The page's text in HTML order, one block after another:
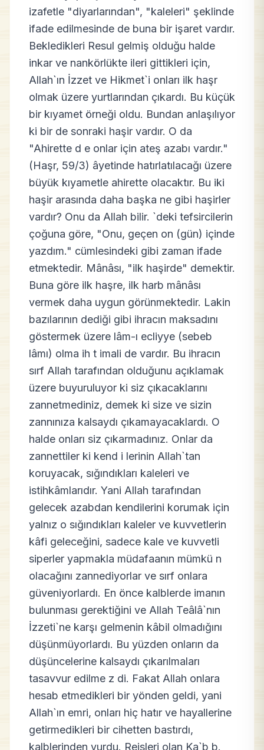
izafetle "diyarlarından", "kaleleri" şeklinde
ifade edilmesinde de buna bir işaret vardır.
Bekledikleri Resul gelmiş olduğu halde
inkar ve nankörlükte ileri gittikleri için,
Allah`ın İzzet ve Hikmet`i onları ilk haşr
olmak üzere yurtlarından çıkardı. Bu küçük
bir kıyamet örneği oldu. Bundan anlaşılıyor
ki bir de sonraki haşir vardır. O da
"Ahirette d e onlar için ateş azabı vardır."
(Haşr, 59/3) âyetinde hatırlatılacağı üzere
büyük kıyametle ahirette olacaktır. Bu iki
haşir arasında daha başka ne gibi haşirler
vardır? Onu da Allah bilir. `deki tefsircilerin
çoğuna göre, "Onu, geçen on (gün) içinde
yazdım." cümlesindeki gibi zaman ifade
etmektedir. Mânâsı, "ilk haşirde" demektir.
Buna göre ilk haşre, ilk harb mânâsı
vermek daha uygun görünmektedir. Lakin
bazılarının dediği gibi ihracın maksadını
göstermek üzere lâm-ı ecliyye (sebeb
lâmı) olma ih t imali de vardır. Bu ihracın
sırf Allah tarafından olduğunu açıklamak
üzere buyuruluyor ki siz çıkacaklarını
zannetmediniz, demek ki size ve sizin
zannınıza kalsaydı çıkamayacaklardı. O
halde onları siz çıkarmadınız. Onlar da
zannettiler ki kend i lerinin Allah`tan
koruyacak, sığındıkları kaleleri ve
istihkâmlarıdır. Yani Allah tarafından
gelecek azabdan kendilerini korumak için
yalnız o sığındıkları kaleler ve kuvvetlerin
kâfi geleceğini, sadece kale ve kuvvetli
siperler yapmakla müdafaanın mümkü n
olacağını zannediyorlar ve sırf onlara
güveniyorlardı. En önce kalblerde imanın
bulunması gerektiğini ve Allah Teâlâ`nın
İzzeti`ne karşı gelmenin kâbil olmadığını
düşünmüyorlardı. Bu yüzden onların da
düşüncelerine kalsaydı çıkarılmaları
tasavvur edilme z di. Fakat Allah onlara
hesab etmedikleri bir yönden geldi, yani
Allah`ın emri, onları hiç hatır ve hayallerine
getirmedikleri bir cihetten bastırdı,
kalblerinden vurdu. Reisleri olan Ka`b b.